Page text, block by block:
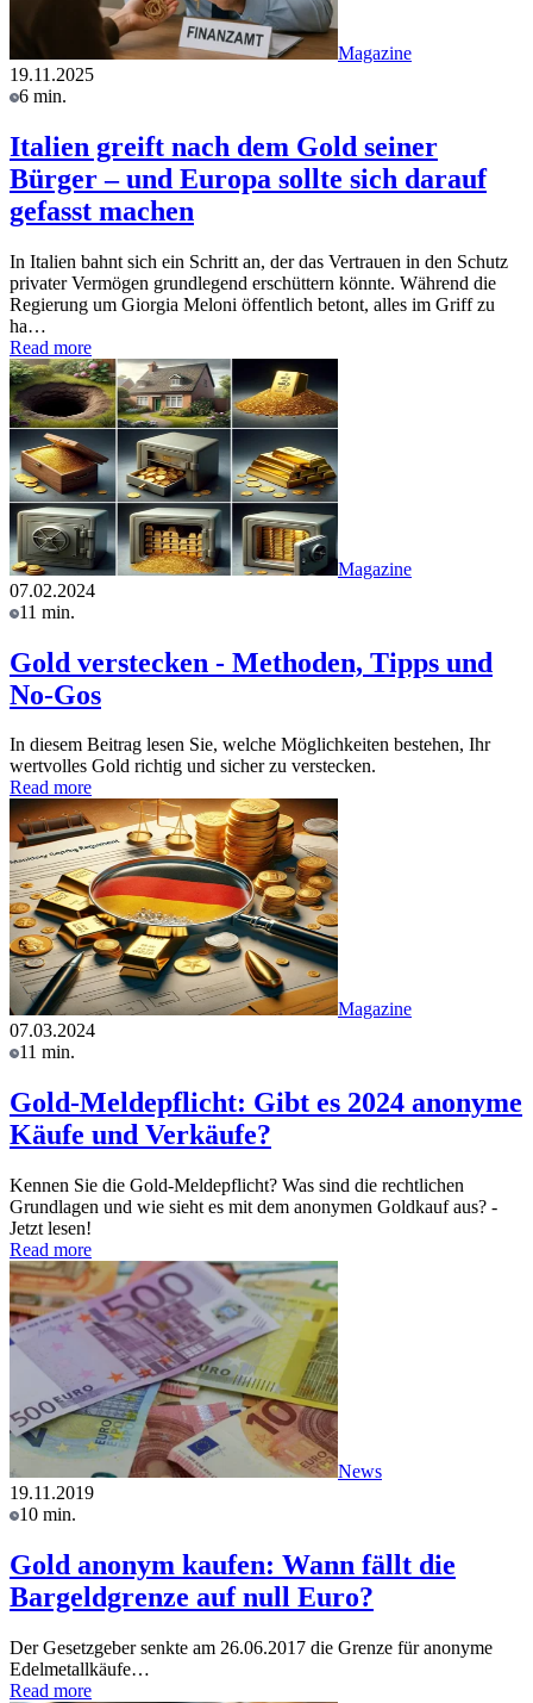
Magazine
19.11.2025
6 min.
Italien greift nach dem Gold seiner
Bürger – und Europa sollte sich darauf
gefasst machen
In Italien bahnt sich ein Schritt an, der das Vertrauen in den Schutz
privater Vermögen grundlegend erschüttern könnte. Während die
Regierung um Giorgia Meloni öffentlich betont, alles im Griff zu
ha…
Read more
Magazine
07.02.2024
11 min.
Gold verstecken - Methoden, Tipps und
No-Gos
In diesem Beitrag lesen Sie, welche Möglichkeiten bestehen, Ihr
wertvolles Gold richtig und sicher zu verstecken.
Read more
Magazine
07.03.2024
11 min.
Gold-Meldepflicht: Gibt es 2024 anonyme
Käufe und Verkäufe?
Kennen Sie die Gold-Meldepflicht? Was sind die rechtlichen
Grundlagen und wie sieht es mit dem anonymen Goldkauf aus? -
Jetzt lesen!
Read more
News
19.11.2019
10 min.
Gold anonym kaufen: Wann fällt die
Bargeldgrenze auf null Euro?
Der Gesetzgeber senkte am 26.06.2017 die Grenze für anonyme
Edelmetallkäufe…
Read more